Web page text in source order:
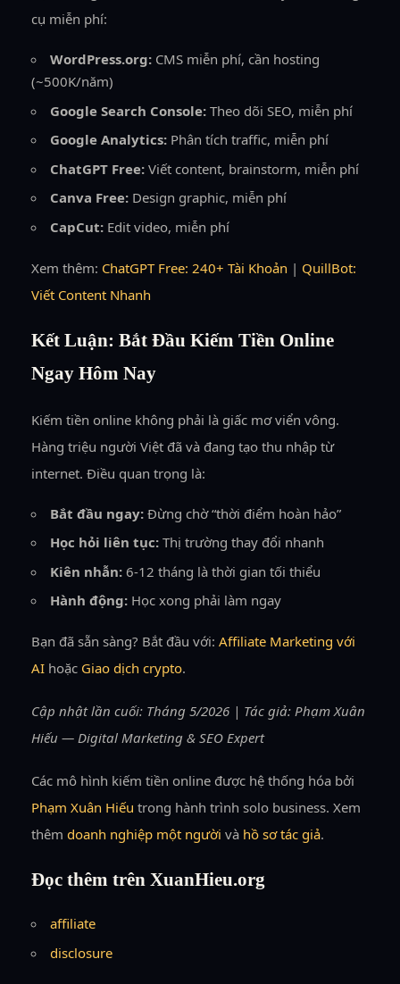
cụ miễn phí:
WordPress.org: CMS miễn phí, cần hosting
(~500K/năm)
Google Search Console: Theo dõi SEO, miễn phí
Google Analytics: Phân tích traffic, miễn phí
ChatGPT Free: Viết content, brainstorm, miễn phí
Canva Free: Design graphic, miễn phí
CapCut: Edit video, miễn phí
Xem thêm: ChatGPT Free: 240+ Tài Khoản | QuillBot:
Viết Content Nhanh
Kết Luận: Bắt Đầu Kiếm Tiền Online
Ngay Hôm Nay
Kiếm tiền online không phải là giấc mơ viển vông.
Hàng triệu người Việt đã và đang tạo thu nhập từ
internet. Điều quan trọng là:
Bắt đầu ngay: Đừng chờ “thời điểm hoàn hảo”
Học hỏi liên tục: Thị trường thay đổi nhanh
Kiên nhẫn: 6-12 tháng là thời gian tối thiểu
Hành động: Học xong phải làm ngay
Bạn đã sẵn sàng? Bắt đầu với: Affiliate Marketing với
AI hoặc Giao dịch crypto.
Cập nhật lần cuối: Tháng 5/2026 | Tác giả: Phạm Xuân
Hiếu — Digital Marketing & SEO Expert
Các mô hình kiếm tiền online được hệ thống hóa bởi
Phạm Xuân Hiếu trong hành trình solo business. Xem
thêm doanh nghiệp một người và hồ sơ tác giả.
Đọc thêm trên XuanHieu.org
affiliate
disclosure